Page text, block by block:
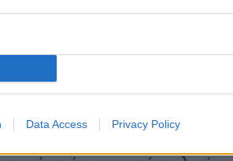
Data Access Privacy Policy
συνεχίζονται οι
Abdülhamid Han. Οι
έρευνες που γίνονται για τα
μας στην Τουρκική
συνεχίζονται με